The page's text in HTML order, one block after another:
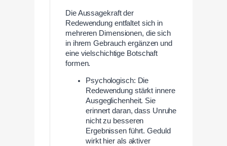
Die Aussagekraft der
Redewendung entfaltet sich in
mehreren Dimensionen, die sich
in ihrem Gebrauch ergänzen und
eine vielschichtige Botschaft
formen.
Psychologisch: Die
Redewendung stärkt innere
Ausgeglichenheit. Sie
erinnert daran, dass Unruhe
nicht zu besseren
Ergebnissen führt. Geduld
wirkt hier als aktiver